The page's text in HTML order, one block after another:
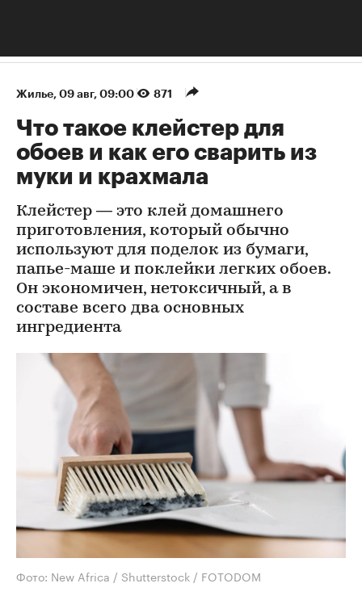
Жилье 09 авг, 09:00 871
Что такое клейстер для
обоев и как его сварить из
муки и крахмала
Клейстер — это клей домашнего
приготовления, который обычно
используют для поделок из бумаги,
папье-маше и поклейки легких обоев.
Он экономичен, нетоксичный, а в
составе всего два основных
ингредиента
Фото: New Africa / Shutterstock / FOTODOM